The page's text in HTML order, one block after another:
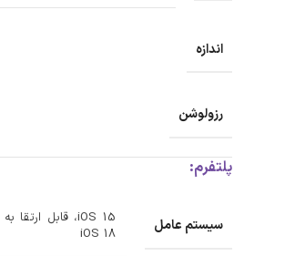
اندازه
رزولوشن
پلتفرم:
سیستم عامل
iOS 18